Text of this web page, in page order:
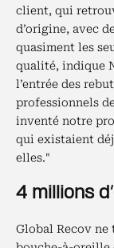
client, qui
d’origine, avec
quasiment les
qualité, indique
l’entrée des
professionnels
inventé notre
qui existaient
elles."
4 millions
Global Recov